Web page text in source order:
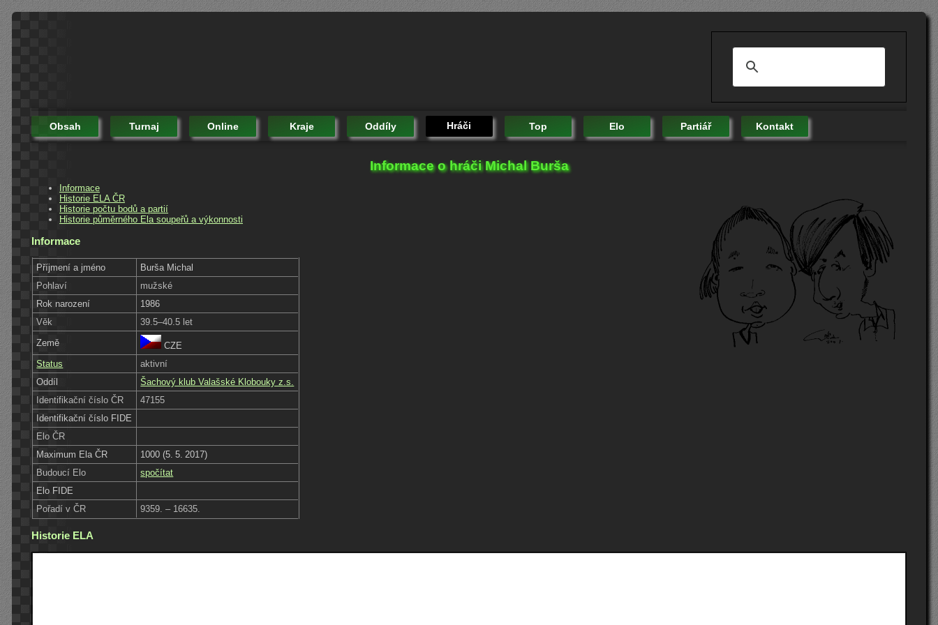
Obsah Turnaj Online Kraje Oddíly Hráči Top Elo Partiář Kontakt
Informace o hráči Michal Burša
Informace
Historie ELA ČR
Historie počtu bodů a partií
Historie půměrného Ela soupeřů a výkonnosti
Informace
Příjmení a jméno
Burša Michal
Pohlaví
mužské
Rok narození
1986
Věk
39.5–40.5 let
Země
CZE
Status
aktivní
Oddíl
Šachový klub Valašské Klobouky z.s.
Identifikační číslo ČR
47155
Identifikační číslo FIDE
Elo ČR
Maximum Ela ČR
1000 (5. 5. 2017)
Budoucí Elo
spočítat
Elo FIDE
Pořadí v ČR
9359. – 16635.
Historie ELA